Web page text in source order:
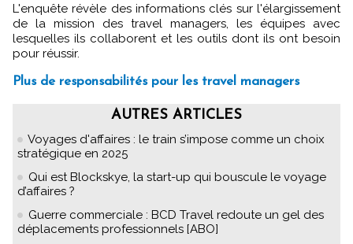
L'enquête révèle des informations clés sur l'élargissement
de la mission des travel managers, les équipes avec
lesquelles ils collaborent et les outils dont ils ont besoin
pour réussir.
Plus de responsabilités pour les travel managers
AUTRES ARTICLES
Voyages d'affaires : le train s’impose comme un choix
stratégique en 2025
Qui est Blockskye, la start-up qui bouscule le voyage
d’affaires ?
Guerre commerciale : BCD Travel redoute un gel des
déplacements professionnels [ABO]